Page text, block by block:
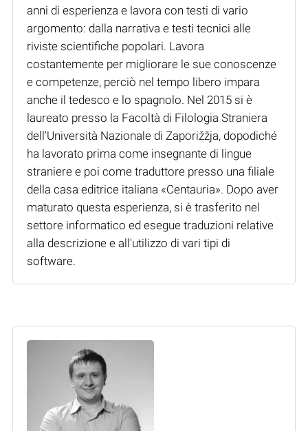
anni di esperienza e lavora con testi di vario
argomento: dalla narrativa e testi tecnici alle
riviste scientifiche popolari. Lavora
costantemente per migliorare le sue conoscenze
e competenze, perciò nel tempo libero impara
anche il tedesco e lo spagnolo. Nel 2015 si è
laureato presso la Facoltà di Filologia Straniera
dell'Università Nazionale di Zaporižžja, dopodiché
ha lavorato prima come insegnante di lingue
straniere e poi come traduttore presso una filiale
della casa editrice italiana «Centauria». Dopo aver
maturato questa esperienza, si è trasferito nel
settore informatico ed esegue traduzioni relative
alla descrizione e all'utilizzo di vari tipi di
software.